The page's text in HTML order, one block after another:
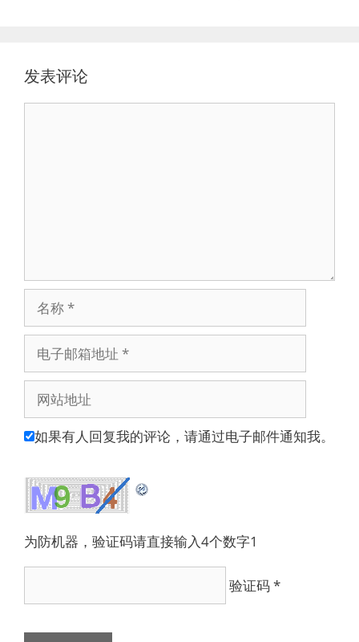
发表评论
邮
地
址
地
址
如果有人回复我的评论，请通过电子邮件通知我。
为防机器，验证码请直接输入4个数字1
验证码*